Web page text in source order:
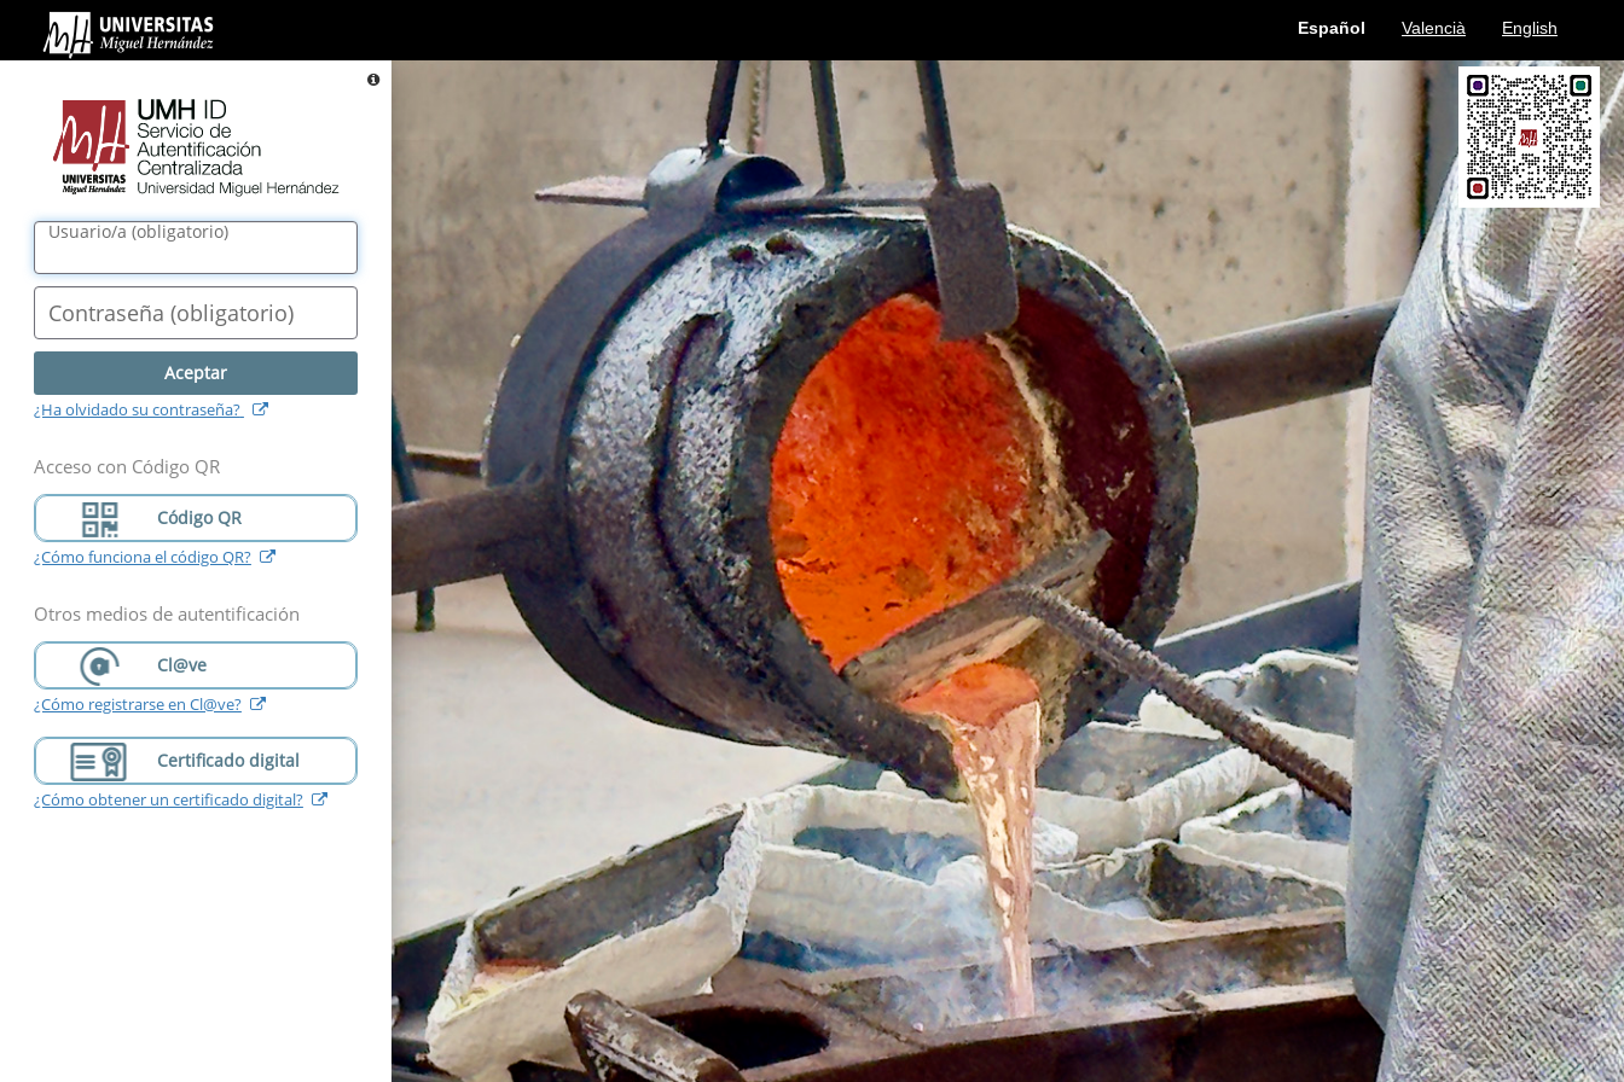
UMH
Autentificación
Centralizada.
Universidad
Miguel
Hernández
Español Valencià English
Usuario/a (obligatorio)
Contraseña (obligatorio)
¿Ha olvidado su contraseña? abre
Acceso con Código QR
Código QR
¿Cómo funciona el código QR?( abre
Otros medios de autentificación
Cl@ve
¿Cómo registrarse en Cl@ve?( abre
ventana)
Certificado digital
¿Cómo obtener un certificado digital?( abre